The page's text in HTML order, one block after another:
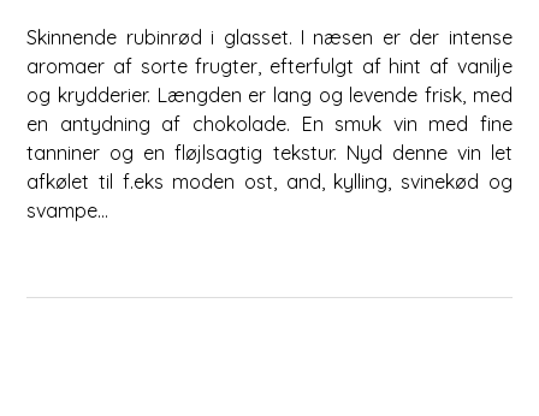
Skinnende rubinrød i glasset. I næsen er der intense
aromaer af sorte frugter, efterfulgt af hint af vanilje
og krydderier. Længden er lang og levende frisk, med
en antydning af chokolade. En smuk vin med fine
tanniner og en fløjlsagtig tekstur. Nyd denne vin let
afkølet til f.eks moden ost, and, kylling, svinekød og
svampe…